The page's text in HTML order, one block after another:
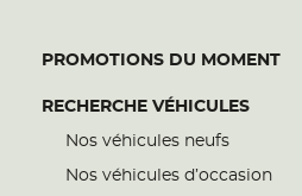
PROMOTIONS DU MOMENT
RECHERCHE VÉHICULES
Nos véhicules neufs
Nos véhicules d’occasion